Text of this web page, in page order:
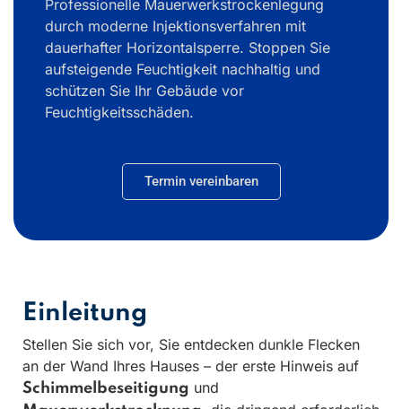
Professionelle Mauerwerkstrockenlegung
durch moderne Injektionsverfahren mit
dauerhafter Horizontalsperre. Stoppen Sie
aufsteigende Feuchtigkeit nachhaltig und
schützen Sie Ihr Gebäude vor
Feuchtigkeitsschäden.
Termin vereinbaren
Einleitung
Stellen Sie sich vor, Sie entdecken dunkle Flecken
an der Wand Ihres Hauses – der erste Hinweis auf
Schimmelbeseitigung und